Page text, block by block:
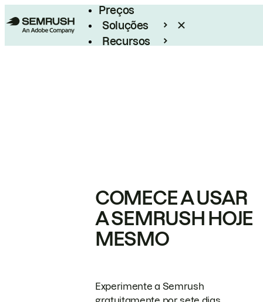
Preços
Soluções
Recursos
COMECE A USAR
A SEMRUSH HOJE
MESMO
Experimente a Semrush